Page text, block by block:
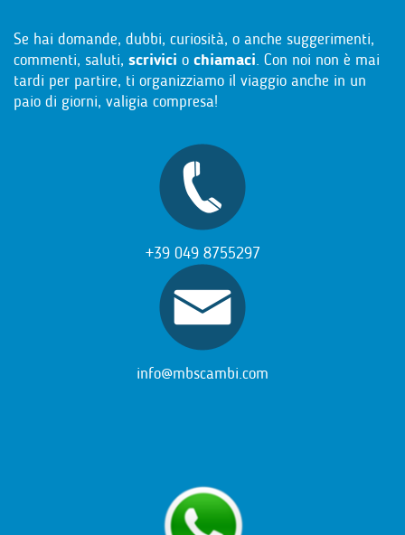
Se hai domande, dubbi, curiosità, o anche suggerimenti,
commenti, saluti, scrivici o chiamaci. Con noi non è mai
tardi per partire, ti organizziamo il viaggio anche in un
paio di giorni, valigia compresa!
+39 049 8755297
info@mbscambi.com